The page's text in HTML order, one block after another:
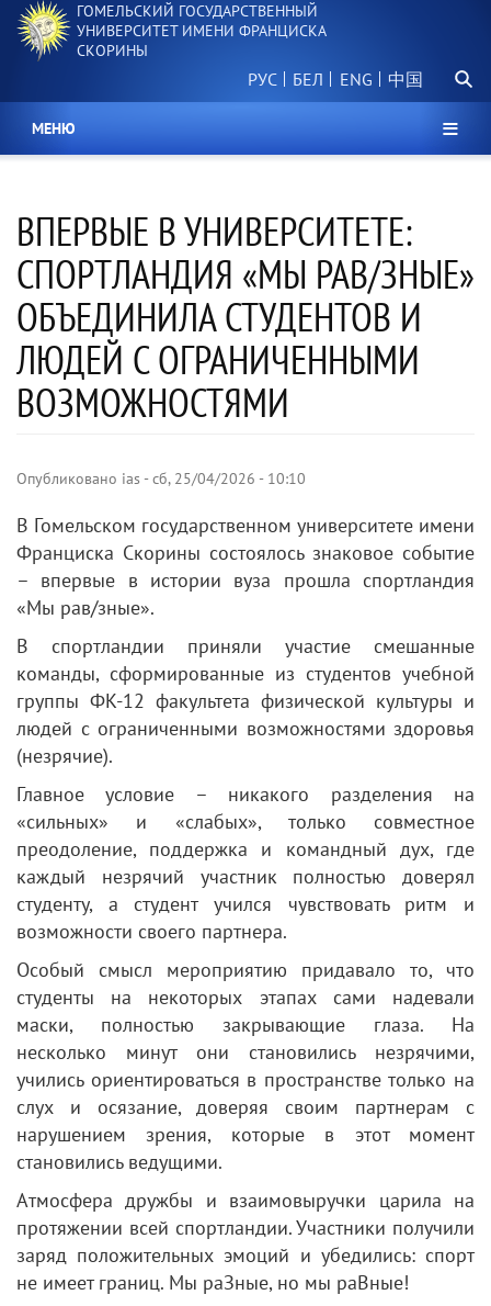
Перейти
основному
ГОМЕЛЬСКИЙ ГОСУДАРСТВЕННЫЙ
УНИВЕРСИТЕТ ИМЕНИ ФРАНЦИСКА
СКОРИНЫ
РУС БЕЛ 中国
МЕНЮ
ВПЕРВЫЕ В УНИВЕРСИТЕТЕ:
СПОРТЛАНДИЯ «МЫ РАВ/ЗНЫЕ»
ОБЪЕДИНИЛА СТУДЕНТОВ И
ЛЮДЕЙ С ОГРАНИЧЕННЫМИ
ВОЗМОЖНОСТЯМИ
Опубликовано ias -сб, 25/04/2026 - 10:10
В Гомельском государственном университете имени
Франциска Скорины состоялось знаковое событие
– впервые в истории вуза прошла спортландия
«Мы рав/зные».
В спортландии приняли участие смешанные
команды, сформированные из студентов учебной
группы ФК-12 факультета физической культуры и
людей с ограниченными возможностями здоровья
(незрячие).
Главное условие – никакого разделения на
«сильных» и «слабых», только совместное
преодоление, поддержка и командный дух, где
каждый незрячий участник полностью доверял
студенту, а студент учился чувствовать ритм и
возможности своего партнера.
Особый смысл мероприятию придавало то, что
студенты на некоторых этапах сами надевали
маски, полностью закрывающие глаза. На
несколько минут они становились незрячими,
учились ориентироваться в пространстве только на
слух и осязание, доверяя своим партнерам с
нарушением зрения, которые в этот момент
становились ведущими.
Атмосфера дружбы и взаимовыручки царила на
протяжении всей спортландии. Участники получили
заряд положительных эмоций и убедились: спорт
не имеет границ. Мы раЗные, но мы раВные!